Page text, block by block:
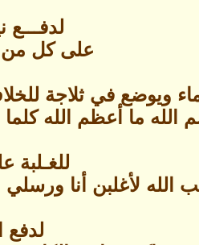
لدفـــع
على كل من
ويوضع في ثلاجة
الله ما أعظم الله كلما
للغـلبة
الله لأغلبن أنا
لدفع